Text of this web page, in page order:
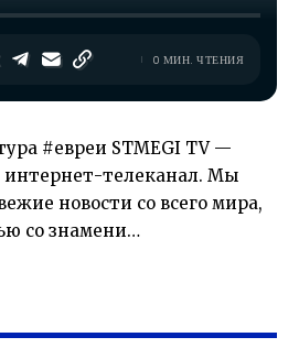
0 МИН. ЧТЕНИЯ
#евреи STMEGI TV —
телеканал. Мы
новости со всего мира,
со знамени…